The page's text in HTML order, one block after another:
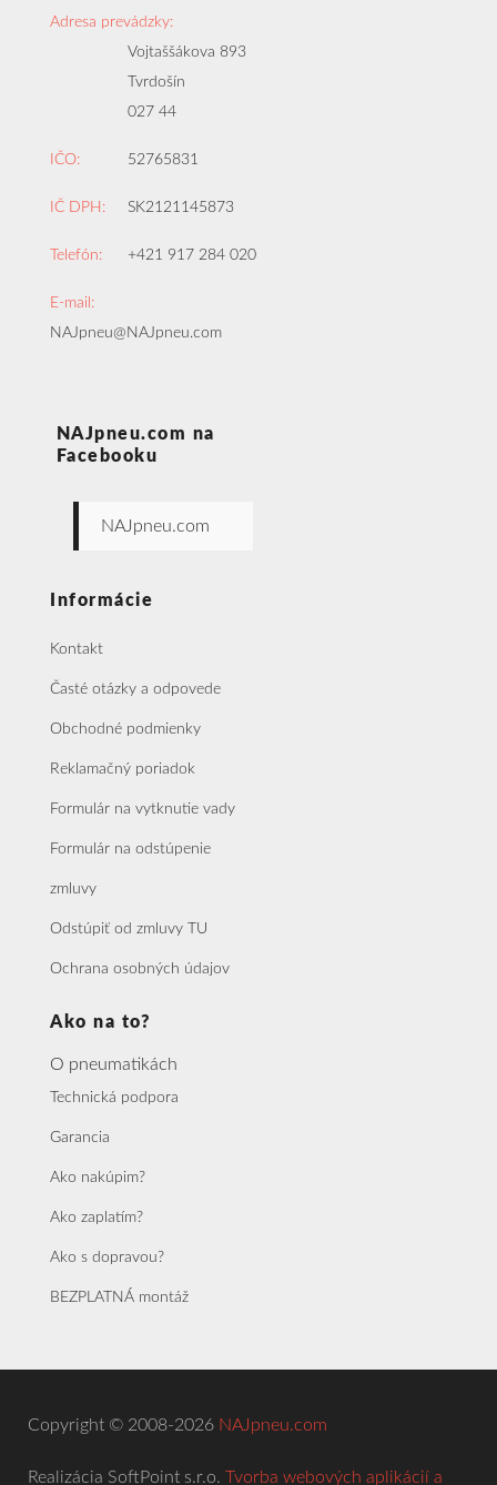
Adresa prevádzky:
Vojtaššákova 893
Tvrdošín
027 44
IČO: 52765831
IČ DPH: SK2121145873
Telefón: +421 917 284 020
E-mail:
NAJpneu@NAJpneu.com
NAJpneu.com na
Facebooku
NAJpneu.com
Informácie
Kontakt
Časté otázky a odpovede
Obchodné podmienky
Reklamačný poriadok
Formulár na vytknutie vady
Formulár na odstúpenie
zmluvy
Odstúpiť od zmluvy TU
Ochrana osobných údajov
Ako na to?
O pneumatikách
Technická podpora
Garancia
Ako nakúpim?
Ako zaplatím?
Ako s dopravou?
BEZPLATNÁ montáž
Copyright © 2008-2026 NAJpneu.com
Realizácia SoftPoint s.r.o. Tvorba webových aplikácií a